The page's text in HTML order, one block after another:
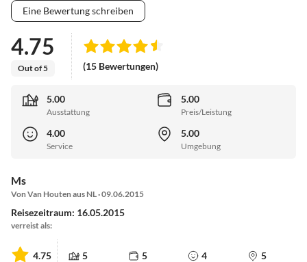
Eine Bewertung schreiben
4.75
Out of 5 (15 Bewertungen)
5.00
Ausstattung
5.00
Preis/Leistung
4.00
Service
5.00
Umgebung
Ms
Von Van Houten aus NL · 09.06.2015
Reisezeitraum: 16.05.2015
verreist als:
4.75 5 5 4 5